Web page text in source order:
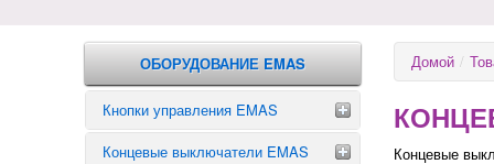
ОБОРУДОВАНИЕ EMAS
Кнопки управления EMAS
Аварийные кнопки
Концевые выключатели EMAS
Домой /
Концевые